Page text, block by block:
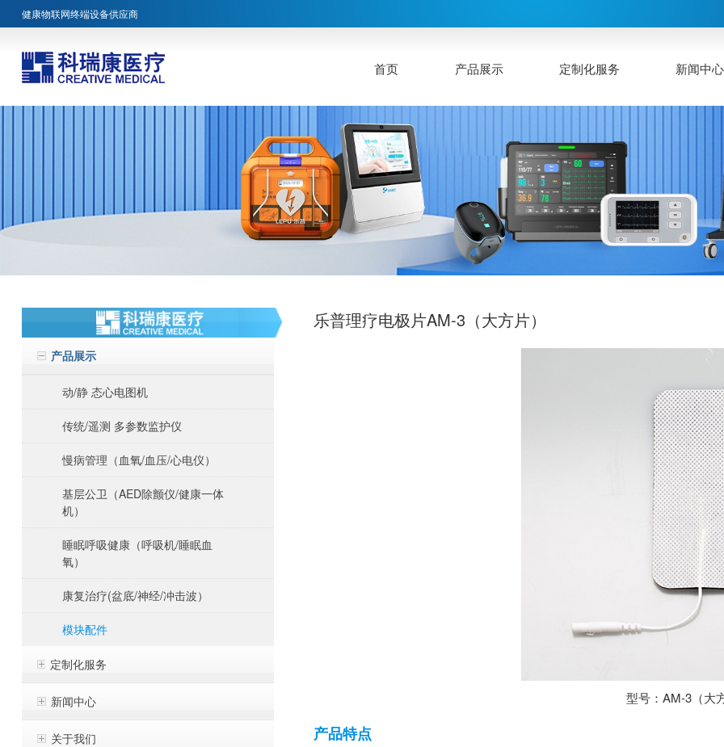
健康物联网终端设备供应商
首页 产品展示 定制化服务 新闻中心
产品展示
动/静 态心电图机
传统/遥测 多参数监护仪
慢病管理（血氧/血压/心电仪）
基层公卫（AED除颤仪/健康一体
机）
睡眠呼吸健康（呼吸机/睡眠血
氧）
康复治疗(盆底/神经/冲击波）
模块配件
定制化服务
新闻中心
关于我们
乐普理疗电极片AM-3（大方片）
型号：AM-3（大
产品特点